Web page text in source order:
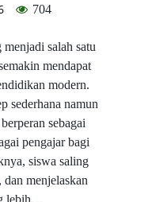
704
salah satu
mendapat
modern.
sederhana namun
sebagai
pengajar bagi
siswa saling
menjelaskan
lebih…